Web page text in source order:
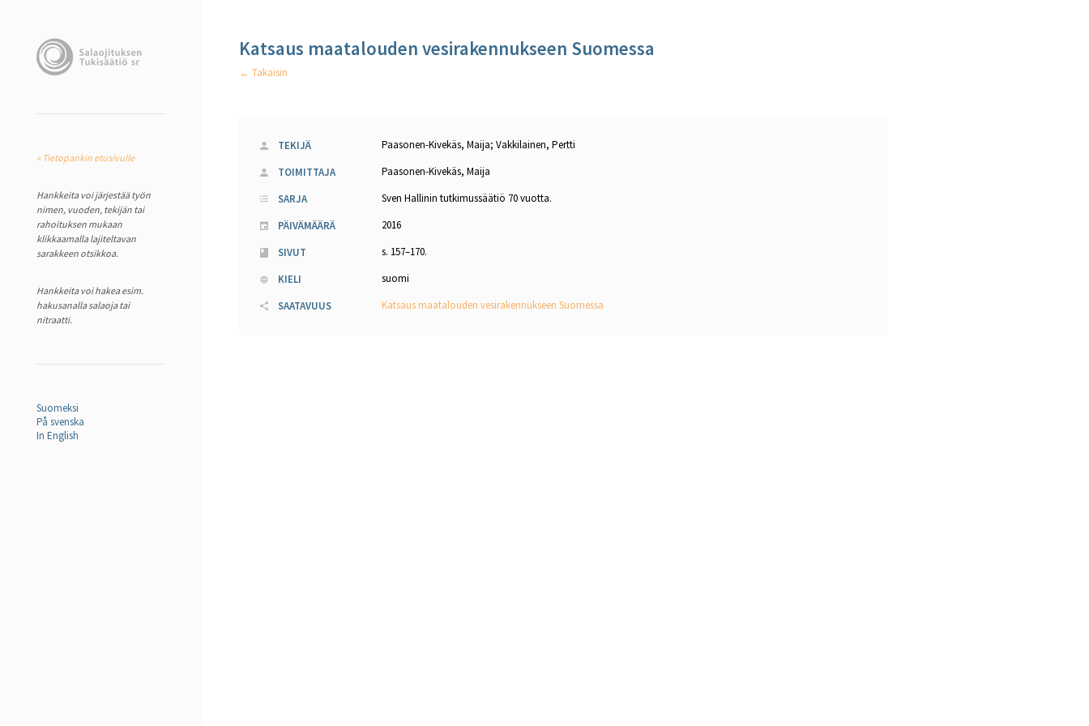
« Tietopankin etusivulle
Hankkeita voi järjestää työn
nimen, vuoden, tekijän tai
rahoituksen mukaan
klikkaamalla lajiteltavan
sarakkeen otsikkoa.
Hankkeita voi hakea esim.
hakusanalla salaoja tai
nitraatti.
Suomeksi
På svenska
In English
Katsaus maatalouden vesirakennukseen Suomessa
← Takaisin
TEKIJÄ
Paasonen-Kivekäs, Maija; Vakkilainen, Pertti
TOIMITTAJA
Paasonen-Kivekäs, Maija
SARJA
Sven Hallinin tutkimussäätiö 70 vuotta.
PÄIVÄMÄÄRÄ
2016
SIVUT
s. 157–170.
KIELI
suomi
SAATAVUUS
Katsaus maatalouden vesirakennukseen Suomessa